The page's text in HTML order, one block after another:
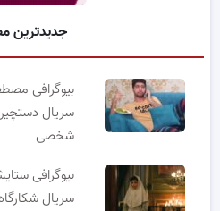
جدیدترین
بیوگرافی
سریال
شخصی
بیوگرافی
سریال